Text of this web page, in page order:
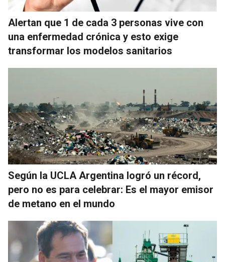
Alertan que 1 de cada 3 personas vive con
una enfermedad crónica y esto exige
transformar los modelos sanitarios
Según la UCLA Argentina logró un récord,
pero no es para celebrar: Es el mayor emisor
de metano en el mundo